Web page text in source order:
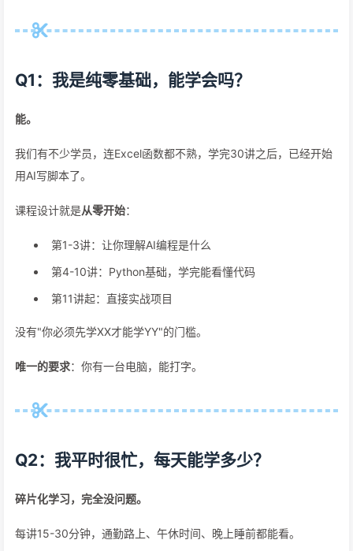
Q1：我是纯零基础，能学会吗？
能。
我们有不少学员，连Excel函数都不熟，学完30讲之后，已经开始
用AI写脚本了。
课程设计就是从零开始：
第1-3讲：让你理解AI编程是什么
第4-10讲：Python基础，学完能看懂代码
第11讲起：直接实战项目
没有"你必须先学XX才能学YY"的门槛。
唯一的要求：你有一台电脑，能打字。
Q2：我平时很忙，每天能学多少？
碎片化学习，完全没问题。
每讲15-30分钟，通勤路上、午休时间、晚上睡前都能看。